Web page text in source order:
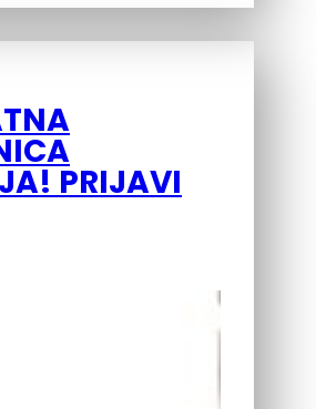
PRIJAVI